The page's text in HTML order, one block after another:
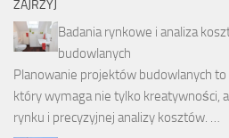
ZAJRZYJ
Badania rynkowe i analiza
budowlanych
Planowanie projektów budowlanych
który wymaga nie tylko kreatywności,
rynku i precyzyjnej analizy kosztów. …